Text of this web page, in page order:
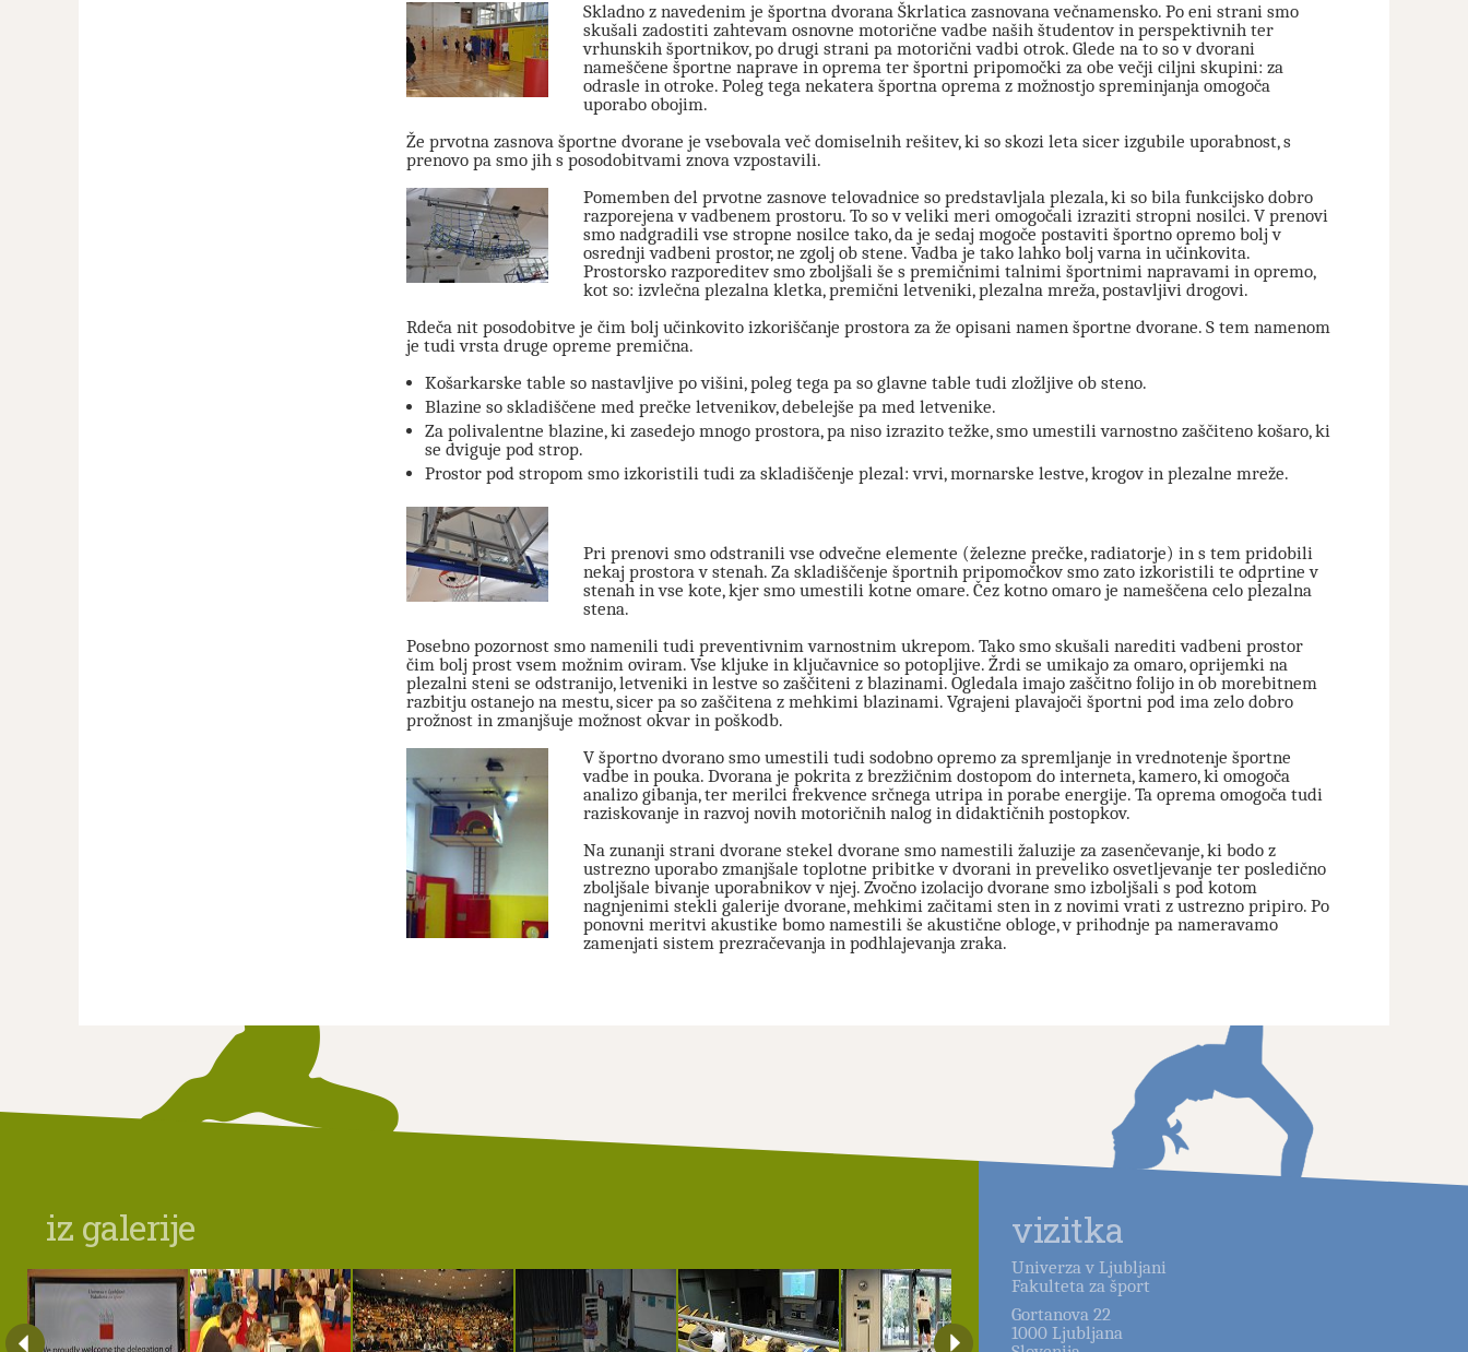
Skladno z navedenim je športna dvorana Škrlatica zasnovana večnamensko. Po eni strani smo
skušali zadostiti zahtevam osnovne motorične vadbe naših študentov in perspektivnih ter
vrhunskih športnikov, po drugi strani pa motorični vadbi otrok. Glede na to so v dvorani
nameščene športne naprave in oprema ter športni pripomočki za obe večji ciljni skupini: za
odrasle in otroke. Poleg tega nekatera športna oprema z možnostjo spreminjanja omogoča
uporabo obojim.
Že prvotna zasnova športne dvorane je vsebovala več domiselnih rešitev, ki so skozi leta sicer izgubile uporabnost, s
prenovo pa smo jih s posodobitvami znova vzpostavili.
Pomemben del prvotne zasnove telovadnice so predstavljala plezala, ki so bila funkcijsko dobro
razporejena v vadbenem prostoru. To so v veliki meri omogočali izraziti stropni nosilci. V prenovi
smo nadgradili vse stropne nosilce tako, da je sedaj mogoče postaviti športno opremo bolj v
osrednji vadbeni prostor, ne zgolj ob stene. Vadba je tako lahko bolj varna in učinkovita.
Prostorsko razporeditev smo zboljšali še s premičnimi talnimi športnimi napravami in opremo,
kot so: izvlečna plezalna kletka, premični letveniki, plezalna mreža, postavljivi drogovi.
Rdeča nit posodobitve je čim bolj učinkovito izkoriščanje prostora za že opisani namen športne dvorane. S tem namenom
je tudi vrsta druge opreme premična.
Košarkarske table so nastavljive po višini, poleg tega pa so glavne table tudi zložljive ob steno.
Blazine so skladiščene med prečke letvenikov, debelejše pa med letvenike.
Za polivalentne blazine, ki zasedejo mnogo prostora, pa niso izrazito težke, smo umestili varnostno zaščiteno košaro, ki
se dviguje pod strop.
Prostor pod stropom smo izkoristili tudi za skladiščenje plezal: vrvi, mornarske lestve, krogov in plezalne mreže.
Pri prenovi smo odstranili vse odvečne elemente (železne prečke, radiatorje) in s tem pridobili
nekaj prostora v stenah. Za skladiščenje športnih pripomočkov smo zato izkoristili te odprtine v
stenah in vse kote, kjer smo umestili kotne omare. Čez kotno omaro je nameščena celo plezalna
stena.
Posebno pozornost smo namenili tudi preventivnim varnostnim ukrepom. Tako smo skušali narediti vadbeni prostor
čim bolj prost vsem možnim oviram. Vse kljuke in ključavnice so potopljive. Žrdi se umikajo za omaro, oprijemki na
plezalni steni se odstranijo, letveniki in lestve so zaščiteni z blazinami. Ogledala imajo zaščitno folijo in ob morebitnem
razbitju ostanejo na mestu, sicer pa so zaščitena z mehkimi blazinami. Vgrajeni plavajoči športni pod ima zelo dobro
prožnost in zmanjšuje možnost okvar in poškodb.
V športno dvorano smo umestili tudi sodobno opremo za spremljanje in vrednotenje športne
vadbe in pouka. Dvorana je pokrita z brezžičnim dostopom do interneta, kamero, ki omogoča
analizo gibanja, ter merilci frekvence srčnega utripa in porabe energije. Ta oprema omogoča tudi
raziskovanje in razvoj novih motoričnih nalog in didaktičnih postopkov.
Na zunanji strani dvorane stekel dvorane smo namestili žaluzije za zasenčevanje, ki bodo z
ustrezno uporabo zmanjšale toplotne pribitke v dvorani in preveliko osvetljevanje ter posledično
zboljšale bivanje uporabnikov v njej. Zvočno izolacijo dvorane smo izboljšali s pod kotom
nagnjenimi stekli galerije dvorane, mehkimi začitami sten in z novimi vrati z ustrezno pripiro. Po
ponovni meritvi akustike bomo namestili še akustične obloge, v prihodnje pa nameravamo
zamenjati sistem prezračevanja in podhlajevanja zraka.
iz galerije vizitka
Univerza v Ljubljani
Fakulteta za šport
Gortanova 22
1000 Ljubljana